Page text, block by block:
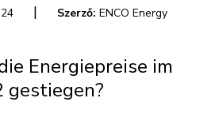
| Szerző: ENCO Energy
Energiepreise im
gestiegen?